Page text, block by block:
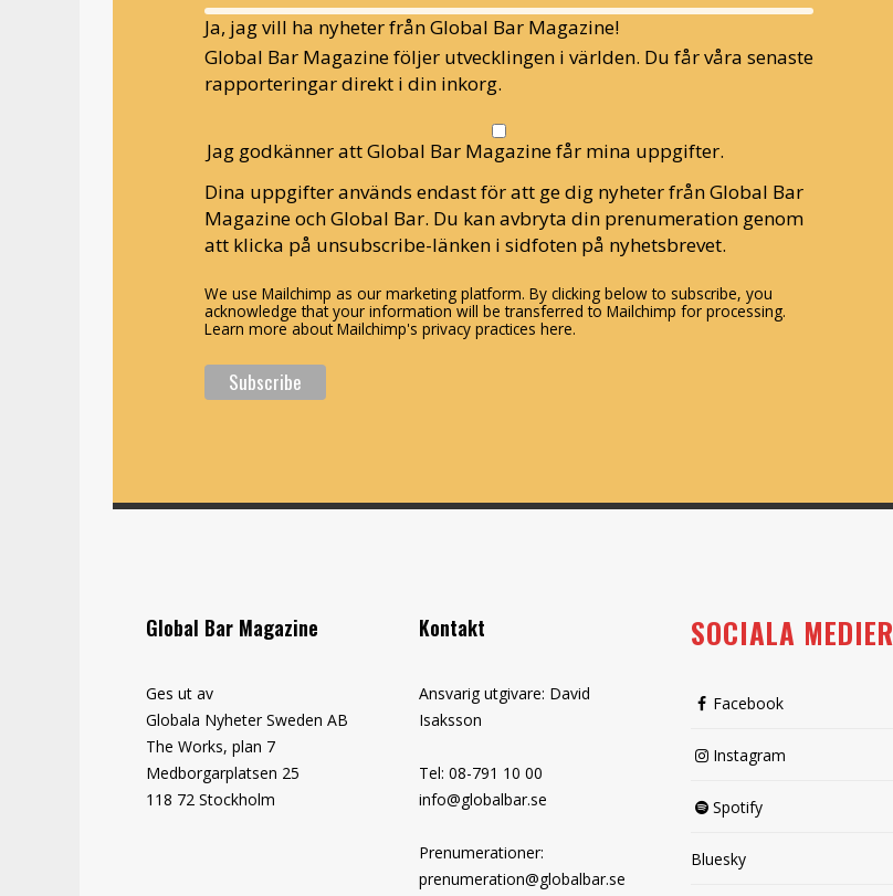
Ja, jag vill ha nyheter från Global Bar Magazine!
Global Bar Magazine följer utvecklingen i världen. Du får våra senaste
rapporteringar direkt i din inkorg.
Jag godkänner att Global Bar Magazine får mina uppgifter.
Dina uppgifter används endast för att ge dig nyheter från Global Bar
Magazine och Global Bar. Du kan avbryta din prenumeration genom
att klicka på unsubscribe-länken i sidfoten på nyhetsbrevet.
We use Mailchimp as our marketing platform. By clicking below to subscribe, you
acknowledge that your information will be transferred to Mailchimp for processing.
Learn more about Mailchimp's privacy practices here.
Global Bar Magazine
Ges ut av
Globala Nyheter Sweden AB
The Works, plan 7
Medborgarplatsen 25
118 72 Stockholm
Kontakt
Ansvarig utgivare: David
Isaksson
Tel: 08-791 10 00
info@globalbar.se
Prenumerationer:
prenumeration@globalbar.se
SOCIALA MEDIER
Facebook
Instagram
Spotify
Bluesky